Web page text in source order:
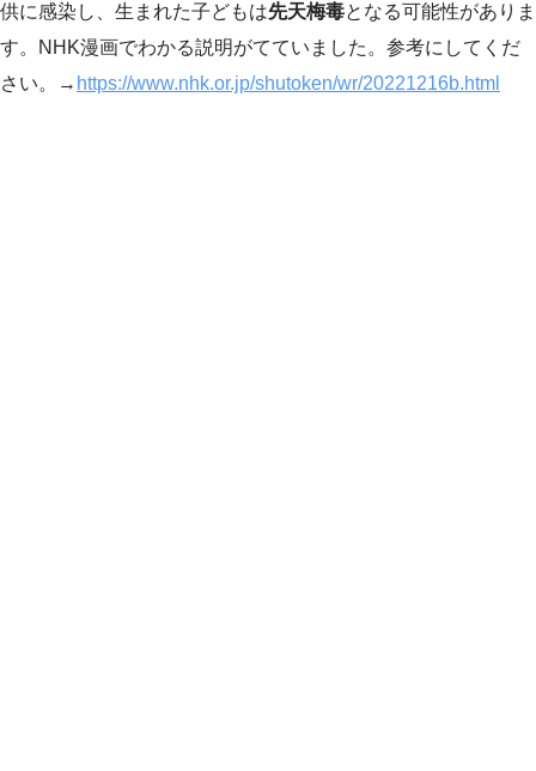
供に感染し、生まれた子どもは先天梅毒となる可能性がありま
す。NHK漫画でわかる説明がてていました。参考にしてくだ
さい。→ https://www.nhk.or.jp/shutoken/wr/20221216b.html